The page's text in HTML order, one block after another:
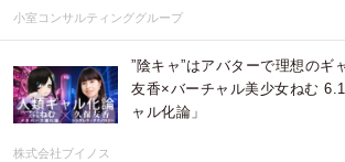
小室コンサルティンググループ
”陰キャ”はアバターで理想のギ
友香×バーチャル美少女ねむ
ャル化論」
株式会社ブイノス